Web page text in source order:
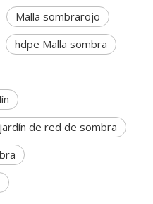
Malla sombrarojo
hdpe Malla sombra
jardín de red de sombra